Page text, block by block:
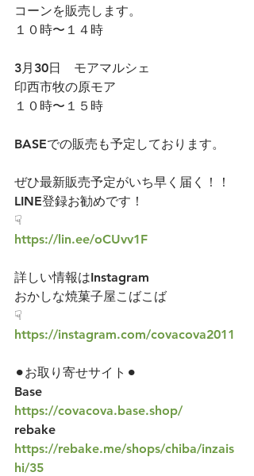
コーンを販売します。
１０時〜１４時
3月30日　モアマルシェ
印西市牧の原モア
１０時〜１５時
BASEでの販売も予定しております。
ぜひ最新販売予定がいち早く届く！！
LINE登録お勧めです！
☟
https://lin.ee/oCUvv1F
詳しい情報はInstagram
おかしな焼菓子屋こばこば
☟
https://instagram.com/covacova2011
⚫︎お取り寄せサイト⚫︎
Base
https://covacova.base.shop/
rebake
https://rebake.me/shops/chiba/inzais
hi/35